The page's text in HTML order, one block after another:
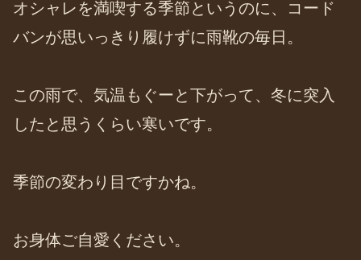
オシャレを満喫する季節というのに、コード
バンが思いっきり履けずに雨靴の毎日。
この雨で、気温もぐーと下がって、冬に突入
したと思うくらい寒いです。
季節の変わり目ですかね。
お身体ご自愛ください。